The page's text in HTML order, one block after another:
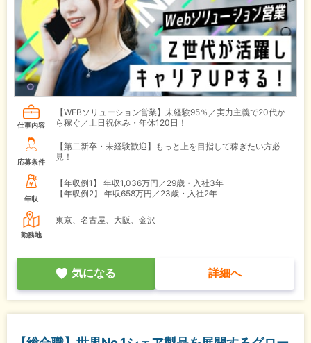
仕事内容
【WEBソリューション営業】未経験95％／実力主義で20代か
ら稼ぐ／土日祝休み・年休120日！
応募条件
【第二新卒・未経験歓迎】もっと上を目指して稼ぎたい方必
見！
年収
【年収例1】
年収1,036万円／29歳・入社3年
【年収例2】
年収658万円／23歳・入社2年
勤務地
東京、名古屋、大阪、金沢
気になる 詳細へ